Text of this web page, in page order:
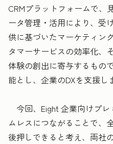
CRMプラットフォームで、
ータ管理・活用により、受
供に基づいたマーケティン
タマーサービスの効率化、
体験の創出に寄与するもの
能とし、企業のDXを支援し
今回、Eight 企業向けプレ
ムレスにつながることで、
後押しできると考え、両社